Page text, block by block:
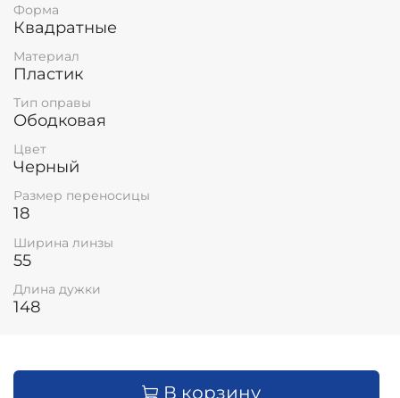
Форма
Квадратные
Материал
Пластик
Тип оправы
Ободковая
Цвет
Черный
Размер переносицы
18
Ширина линзы
55
Длина дужки
148
В корзину